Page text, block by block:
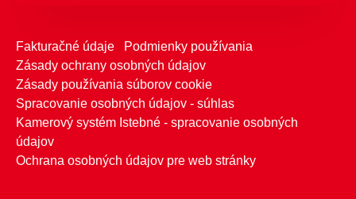
Fakturačné údaje
Podmienky používania
Zásady ochrany osobných údajov
Zásady používania súborov cookie
Spracovanie osobných údajov - súhlas
Kamerový systém Istebné - spracovanie osobných
údajov
Ochrana osobných údajov pre web stránky